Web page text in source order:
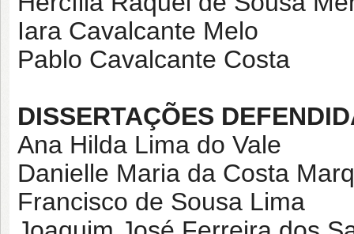
Iara Cavalcante Melo
Pablo Cavalcante Costa
DISSERTAÇÕES
Ana Hilda Lima do Vale
Danielle Maria da Costa
Francisco de Sousa Lima